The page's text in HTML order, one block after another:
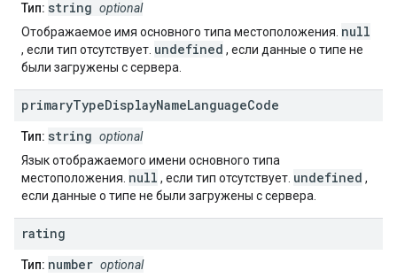
Тип: string optional
Отображаемое имя основного типа местоположения. null
, если тип отсутствует. undefined , если данные о типе не
были загружены с сервера.
primaryTypeDisplayNameLanguageCode
Тип: string optional
Язык отображаемого имени основного типа
местоположения. null , если тип отсутствует. undefined ,
если данные о типе не были загружены с сервера.
rating
Тип: number optional